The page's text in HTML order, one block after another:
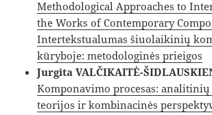
Methodological Approaches to
the Works of Contemporary
Intertekstualumas šiuolaikinių
kūryboje: metodologinės prieigos
Jurgita VALČIKAITĖ-
Komponavimo procesas:
teorijos ir kombinacinės